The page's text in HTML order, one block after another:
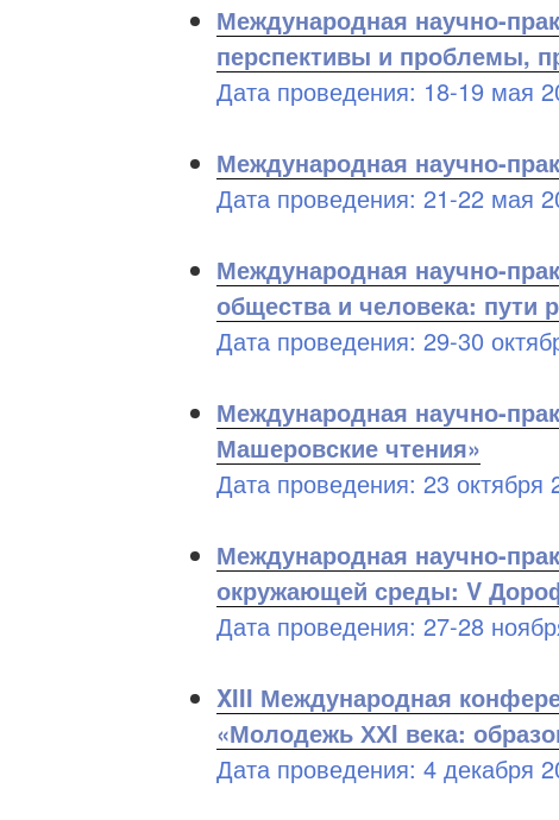
Международная научно-
перспективы и проблемы,
Дата проведения: 18-19 мая
Международная научно-
Дата проведения: 21-22 мая
Международная научно-
общества и человека:
Дата проведения: 29-30
Международная научно-
Машеровские чтения»
Дата проведения: 23 октября
Международная научно-
окружающей среды: V
Дата проведения: 27-28
XIII Международная
«Молодежь ХХI века:
Дата проведения: 4 декабря